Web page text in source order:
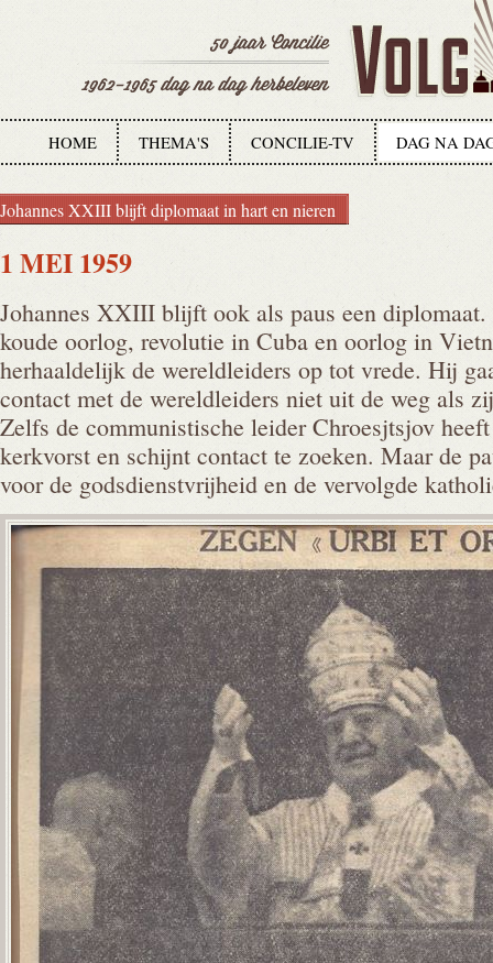
HOME THEMA'S CONCILIE-TV DAG NA
Johannes XXIII blijft diplomaat in hart en nieren
1 MEI 1959
Johannes XXIII blijft ook als paus een
koude oorlog, revolutie in Cuba en oorlog in
herhaaldelijk de wereldleiders op tot vrede. Hij
contact met de wereldleiders niet uit de weg als
Zelfs de communistische leider Chroesjtsjov
kerkvorst en schijnt contact te zoeken. Maar de
voor de godsdienstvrijheid en de vervolgde